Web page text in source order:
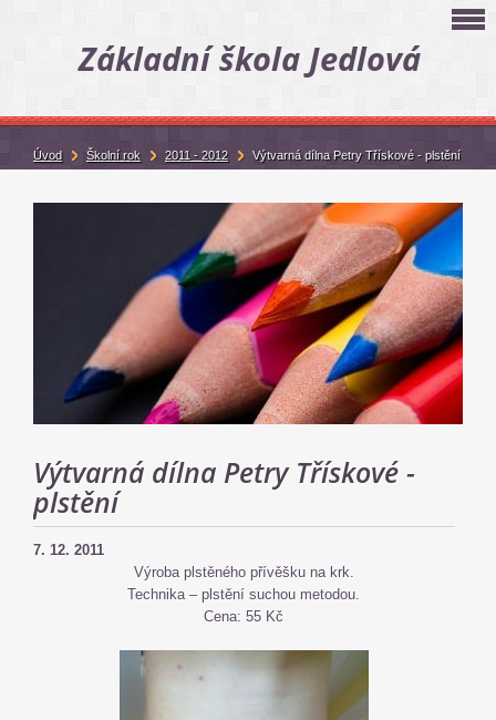
Základní škola Jedlová
Výtvarná dílna Petry Třískové -
plstění
7. 12. 2011
Výroba plstěného přívěšku na krk.
Technika – plstění suchou metodou.
Cena: 55 Kč
Úvod Školní rok 2011 - 2012 Výtvarná dílna Petry Třískové - plstění